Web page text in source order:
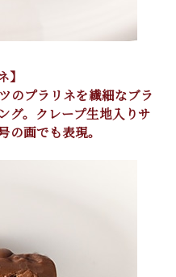
】
のプラリネを繊細なブラ
グ。クレープ生地入りサ
の画でも表現。